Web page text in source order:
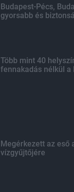
Budapest-Pécs,
gyorsabb és
Több mint 40
fennakadás nélkül a
Megérkezett az eső
vízgyűjtőjére